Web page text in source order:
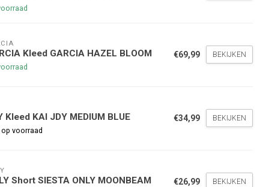
Kleed GARCIA HAZEL BLOOM €69,99 BEKIJKEN
Kleed KAI JDY MEDIUM BLUE
voorraad
€34,99 BEKIJKEN
Short SIESTA ONLY MOONBEAM €26,99 BEKIJKEN
bestelling